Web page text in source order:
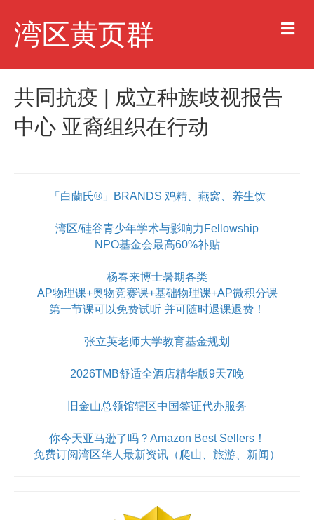
湾区黄页群 M
e
u
共同抗疫 | 成立种族歧视报告
中心 亚裔组织在行动
「白蘭氏®」BRANDS 鸡精、燕窝、养生饮
湾区/硅谷青少年学术与影响力Fellowship
NPO基金会最高60%补贴
杨春来博士暑期各类
AP物理课+奥物竞赛课+基础物理课+AP微积分课
第一节课可以免费试听 并可随时退课退费！
张立英老师大学教育基金规划
2026TMB舒适全酒店精华版9天7晚
旧金山总领馆辖区中国签证代办服务
你今天亚马逊了吗？Amazon Best Sellers！
免费订阅湾区华人最新资讯（爬山、旅游、新闻）